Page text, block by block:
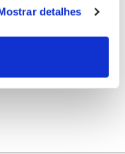
detalhes
voluntários